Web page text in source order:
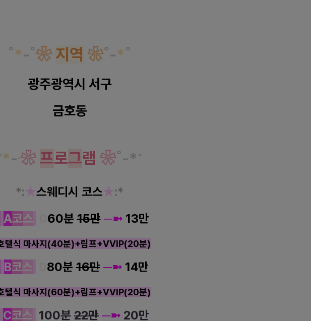
˚*-˚❀ 지 역 ❀˚-*˚
광주광역시 서구
금호동
*- ˚❀ 프로그램 ❀˚-*˚
*:★스웨디시 코스★:*
A코스 60분15만 ─➼13만
텔식 마사지(40분)+림프+VVIP(20분)
B코스 80분16만 ─➼14만
텔식 마사지(60분)+림프+VVIP(20분)
C코스 100분 22만 ─➼ 20만